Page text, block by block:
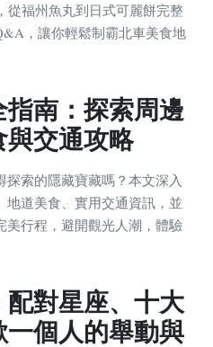
從福州魚丸到日式可麗餅完整
，讓你輕鬆制霸北車美食地
南：探索周邊
與交通攻略
索的隱藏寶藏嗎？本文深入
道美食、實用交通資訊，並
美行程，避開觀光人潮，體驗
對星座、十大
個人的舉動與